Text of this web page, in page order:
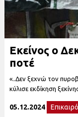
Εκείνος ο
ποτέ
«..Δεν ξεχνώ τον
κύλισε εκδίκηση
05.12.2024